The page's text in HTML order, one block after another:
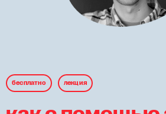
бесплaтнo лекция